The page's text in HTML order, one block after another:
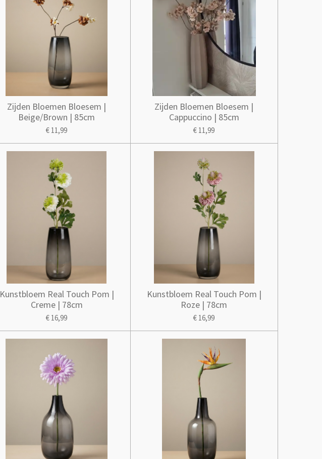
Zijden Bloemen Bloesem |
Beige/Brown | 85cm
€ 11,99
Zijden Bloemen Bloesem |
Cappuccino | 85cm
€ 11,99
Kunstbloem Real Touch Pom |
Creme | 78cm
€ 16,99
Kunstbloem Real Touch Pom |
Roze | 78cm
€ 16,99